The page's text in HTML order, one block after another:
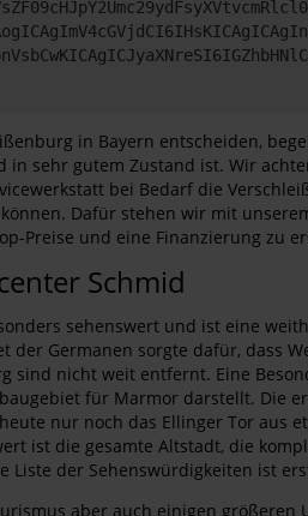
in Bayern entscheiden,
sehr gutem Zustand ist. Wir
bei Bedarf die
Dafür stehen wir mit
Preise und eine Finanzierung zu
Schmid
sehenswert und ist eine
Germanen sorgte dafür, dass
nicht weit entfernt. Eine
für Marmor darstellt. Die
nur noch das Ellinger Tor aus
ist die gesamte Altstadt, die
Liste der Sehenswürdigkeiten ist
aber auch einigen